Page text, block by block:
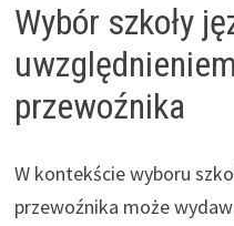
Wybór szkoły
przewoźnika
W kontekście wyboru
przewoźnika może